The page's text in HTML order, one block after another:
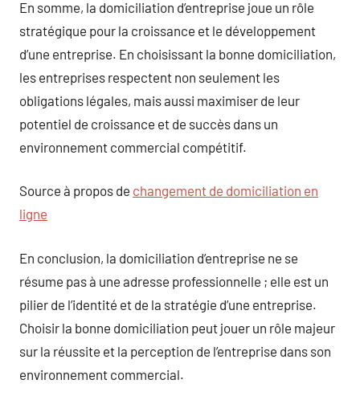
En somme, la domiciliation d’entreprise joue un rôle
stratégique pour la croissance et le développement
d’une entreprise. En choisissant la bonne domiciliation,
les entreprises respectent non seulement les
obligations légales, mais aussi maximiser de leur
potentiel de croissance et de succès dans un
environnement commercial compétitif.
Source à propos de changement de domiciliation en
ligne
En conclusion, la domiciliation d’entreprise ne se
résume pas à une adresse professionnelle ; elle est un
pilier de l’identité et de la stratégie d’une entreprise.
Choisir la bonne domiciliation peut jouer un rôle majeur
sur la réussite et la perception de l’entreprise dans son
environnement commercial.